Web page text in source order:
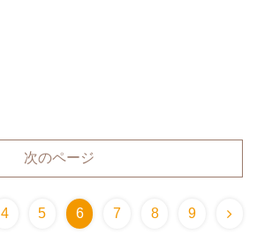
次のページ
4 5 6 7 8 9